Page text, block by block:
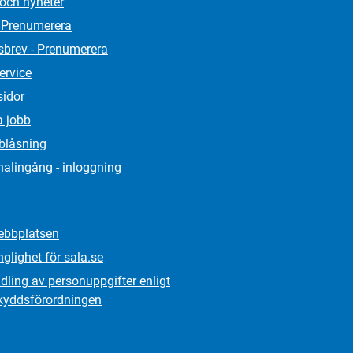
- Prenumerera
jobb
- inloggning
för sala.se
av personuppgifter enligt